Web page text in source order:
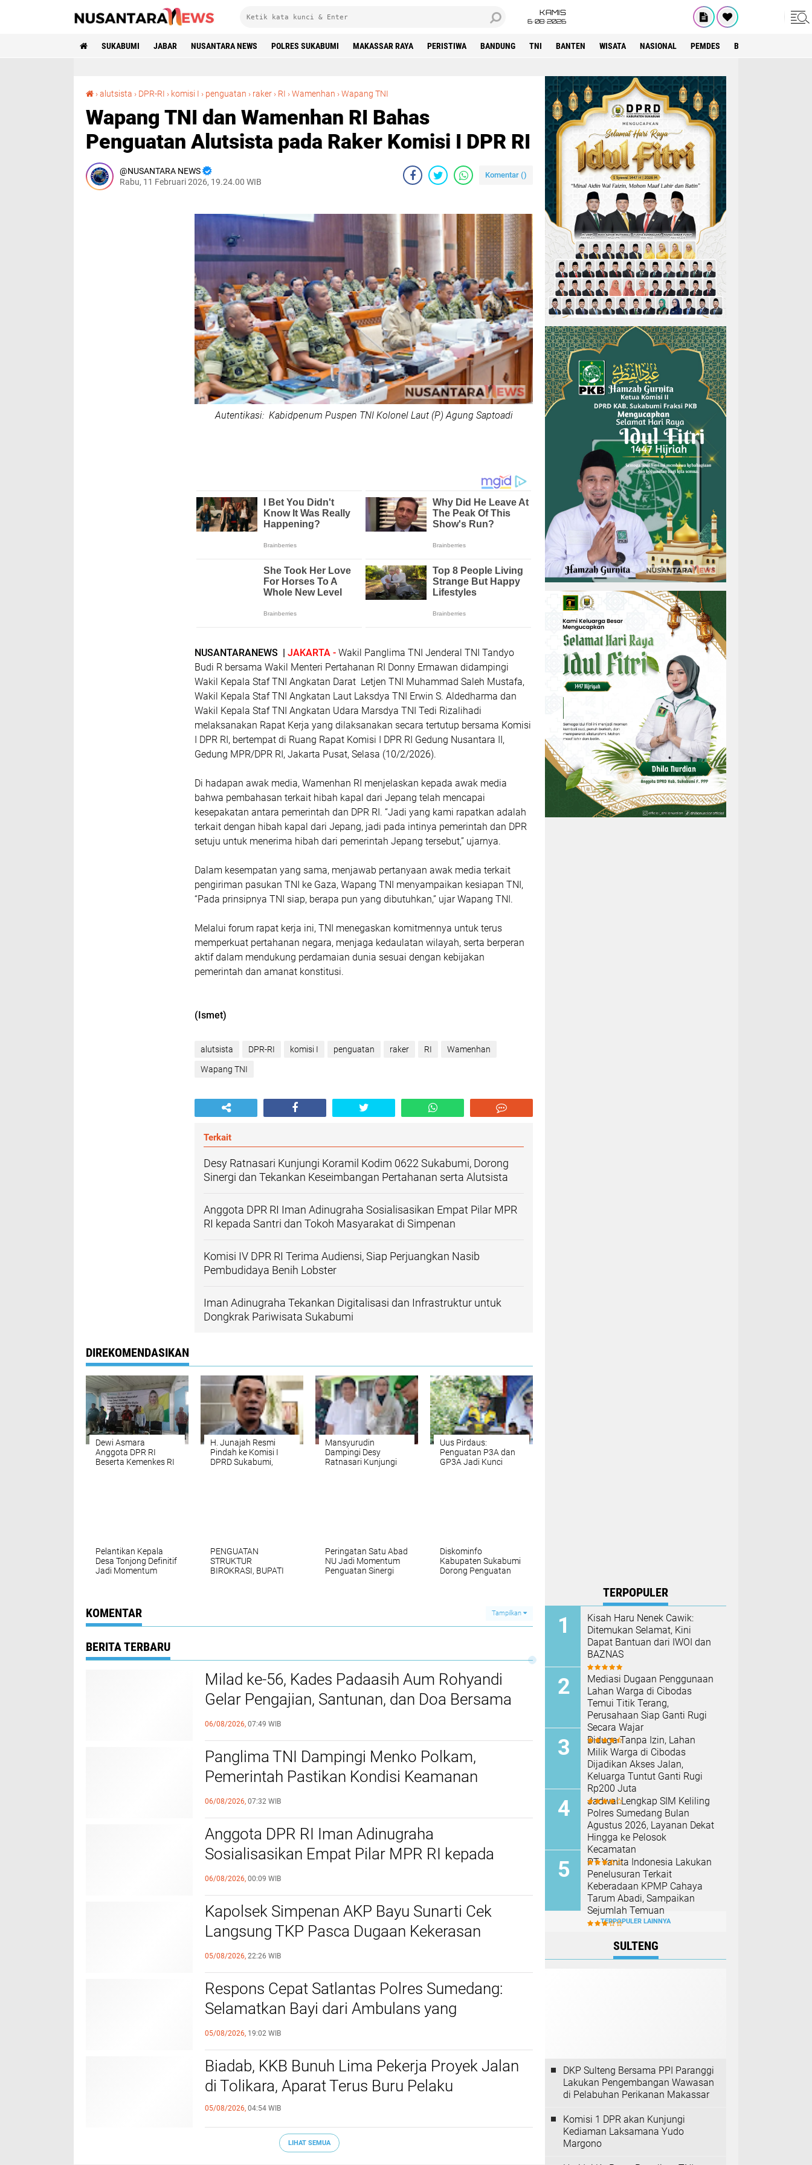
KAMIS
6•08•2026
SUKABUMI JABAR NUSANTARA NEWS POLRES SUKABUMI MAKASSAR RAYA PERISTIWA BANDUNG TNI BANTEN WISATA NASIONAL PEMDES BOGOR
›alutsista › DPR-RI › komisi I › penguatan › raker › RI ›Wamenhan ›Wapang TNI
Wapang TNI dan Wamenhan RI Bahas
Penguatan Alutsista pada Raker Komisi I DPR RI
NUSANTARA NEWS
Rabu, 11 Februari 2026, 19.24.00 WIB
Komentar ()
Autentikasi: Kabidpenum Puspen TNI Kolonel Laut (P) Agung Saptoadi
NUSANTARANEWS | JAKARTA - Wakil Panglima TNI Jenderal TNI Tandyo
Budi R bersama Wakil Menteri Pertahanan RI Donny Ermawan didampingi
Wakil Kepala Staf TNI Angkatan Darat Letjen TNI Muhammad Saleh Mustafa,
Wakil Kepala Staf TNI Angkatan Laut Laksdya TNI Erwin S. Aldedharma dan
Wakil Kepala Staf TNI Angkatan Udara Marsdya TNI Tedi Rizalihadi
melaksanakan Rapat Kerja yang dilaksanakan secara tertutup bersama Komisi
I DPR RI, bertempat di Ruang Rapat Komisi I DPR RI Gedung Nusantara II,
Gedung MPR/DPR RI, Jakarta Pusat, Selasa (10/2/2026).
Di hadapan awak media, Wamenhan RI menjelaskan kepada awak media
bahwa pembahasan terkait hibah kapal dari Jepang telah mencapai
kesepakatan antara pemerintah dan DPR RI. “Jadi yang kami rapatkan adalah
terkait dengan hibah kapal dari Jepang, jadi pada intinya pemerintah dan DPR
setuju untuk menerima hibah dari pemerintah Jepang tersebut,” ujarnya.
Dalam kesempatan yang sama, menjawab pertanyaan awak media terkait
pengiriman pasukan TNI ke Gaza, Wapang TNI menyampaikan kesiapan TNI,
“Pada prinsipnya TNI siap, berapa pun yang dibutuhkan,” ujar Wapang TNI.
Melalui forum rapat kerja ini, TNI menegaskan komitmennya untuk terus
memperkuat pertahanan negara, menjaga kedaulatan wilayah, serta berperan
aktif dalam mendukung perdamaian dunia sesuai dengan kebijakan
pemerintah dan amanat konstitusi.
(Ismet)
alutsista DPR-RI komisi I penguatan raker RI Wamenhan
Wapang TNI
Terkait
Desy Ratnasari Kunjungi Koramil Kodim 0622 Sukabumi, Dorong
Sinergi dan Tekankan Keseimbangan Pertahanan serta Alutsista
Anggota DPR RI Iman Adinugraha Sosialisasikan Empat Pilar MPR
RI kepada Santri dan Tokoh Masyarakat di Simpenan
Komisi IV DPR RI Terima Audiensi, Siap Perjuangkan Nasib
Pembudidaya Benih Lobster
Iman Adinugraha Tekankan Digitalisasi dan Infrastruktur untuk
Dongkrak Pariwisata Sukabumi
DIREKOMENDASIKAN
Dewi Asmara
Anggota DPR RI
Beserta Kemenkes RI
H. Junajah Resmi
Pindah ke Komisi I
DPRD Sukabumi,
Mansyurudin
Dampingi Desy
Ratnasari Kunjungi
Uus Pirdaus:
Penguatan P3A dan
GP3A Jadi Kunci
Pelantikan Kepala
Desa Tonjong Definitif
Jadi Momentum
PENGUATAN
STRUKTUR
BIROKRASI, BUPATI
Peringatan Satu Abad
NU Jadi Momentum
Penguatan Sinergi
Diskominfo
Kabupaten Sukabumi
Dorong Penguatan
KOMENTAR Tampilkan
BERITA TERBARU
Milad ke-56, Kades Padaasih Aum Rohyandi
Gelar Pengajian, Santunan, dan Doa Bersama
Warga
06/08/2026, 07:49 WIB
Panglima TNI Dampingi Menko Polkam,
Pemerintah Pastikan Kondisi Keamanan
Nasional Tetap Kondusif
06/08/2026, 07:32 WIB
Anggota DPR RI Iman Adinugraha
Sosialisasikan Empat Pilar MPR RI kepada
Santri dan Tokoh Masyarakat di Simpenan
06/08/2026, 00:09 WIB
Kapolsek Simpenan AKP Bayu Sunarti Cek
Langsung TKP Pasca Dugaan Kekerasan
Seksual terhadap Anak, Pastikan Situasi
Kondusif
05/08/2026, 22:26 WIB
Respons Cepat Satlantas Polres Sumedang:
Selamatkan Bayi dari Ambulans yang
Mengalami Kecelakaan
05/08/2026, 19:02 WIB
Biadab, KKB Bunuh Lima Pekerja Proyek Jalan
di Tolikara, Aparat Terus Buru Pelaku
05/08/2026, 04:54 WIB
LIHAT SEMUA
TERPOPULER
Kisah Haru Nenek Cawik:
Ditemukan Selamat, Kini
Dapat Bantuan dari IWOI dan
BAZNAS
Mediasi Dugaan Penggunaan
Lahan Warga di Cibodas
Temui Titik Terang,
Perusahaan Siap Ganti Rugi
Secara Wajar
Diduga Tanpa Izin, Lahan
Milik Warga di Cibodas
Dijadikan Akses Jalan,
Keluarga Tuntut Ganti Rugi
Rp200 Juta
Jadwal Lengkap SIM Keliling
Polres Sumedang Bulan
Agustus 2026, Layanan Dekat
Hingga ke Pelosok
Kecamatan
PT Yanita Indonesia Lakukan
Penelusuran Terkait
Keberadaan KPMP Cahaya
Tarum Abadi, Sampaikan
Sejumlah Temuan
TERPOPULER LAINNYA
SULTENG
DKP Sulteng Bersama PPI Paranggi
Lakukan Pengembangan Wawasan
di Pelabuhan Perikanan Makassar
Komisi 1 DPR akan Kunjungi
Kediaman Laksamana Yudo
Margono